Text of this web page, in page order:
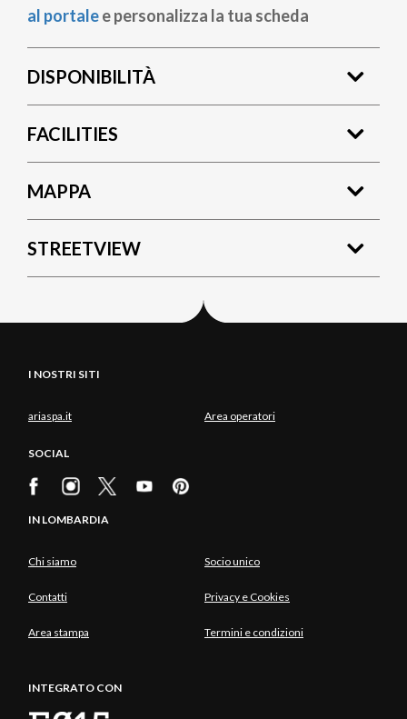
al portalee personalizza la tua scheda
DISPONIBILITÀ
FACILITIES
MAPPA
STREETVIEW
I NOSTRI SITI
ariaspa.it Area operatori
SOCIAL
IN LOMBARDIA
Chi siamo Socio unico
Contatti Privacy e Cookies
Area stampa Termini e condizioni
INTEGRATO CON